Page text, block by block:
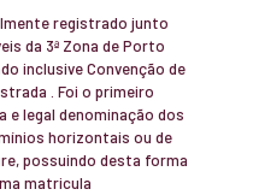
registrado junto
da 3ª Zona de Porto
inclusive Convenção de
. Foi o primeiro
e legal denominação dos
horizontais ou de
possuindo desta forma
matricula